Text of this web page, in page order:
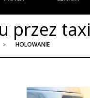
przez taxi
HOLOWANIE